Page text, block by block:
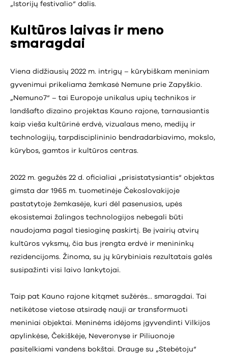
„Istorijų festivalio“ dalis.
Kultūros laivas ir meno
smaragdai
Viena didžiausių 2022 m. intrigų – kūrybiškam meniniam
gyvenimui prikeliama žemkasė Nemune prie Zapyškio.
„Nemuno7“ – tai Europoje unikalus upių technikos ir
landšafto dizaino projektas Kauno rajone, tarnausiantis
kaip vieša kultūrinė erdvė, vizualaus meno, medijų ir
technologijų, tarpdisciplininio bendradarbiavimo, mokslo,
kūrybos, gamtos ir kultūros centras.
2022 m. gegužės 22 d. oficialiai „prisistatysiantis“ objektas
gimsta dar 1965 m. tuometinėje Čekoslovakijoje
pastatytoje žemkasėje, kuri dėl pasenusios, upės
ekosistemai žalingos technologijos nebegali būti
naudojama pagal tiesioginę paskirtį. Be įvairių atvirų
kultūros vyksmų, čia bus įrengta erdvė ir menininkų
rezidencijoms. Žinoma, su jų kūrybiniais rezultatais galės
susipažinti visi laivo lankytojai.
Taip pat Kauno rajone kitąmet sužėrės… smaragdai. Tai
netikėtose vietose atsiradę nauji ar transformuoti
meniniai objektai. Meninėms idėjoms įgyvendinti Vilkijos
apylinkėse, Čekiškėje, Neveronyse ir Piliuonoje
pasitelkiami vandens bokštai. Drauge su „Stebėtoju“